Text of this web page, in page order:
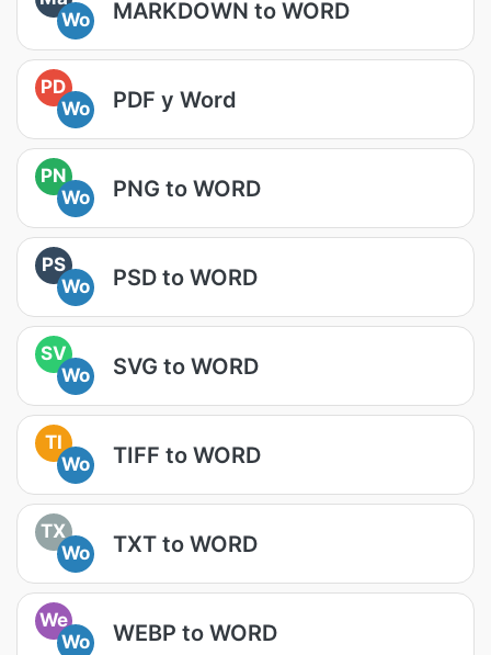
Wo
MARKDOWN to WORD
PD
Wo
PDF у Word
PN
Wo
PNG to WORD
PS
Wo
PSD to WORD
SV
Wo
SVG to WORD
TI
Wo
TIFF to WORD
TX
Wo
TXT to WORD
We
Wo
WEBP to WORD